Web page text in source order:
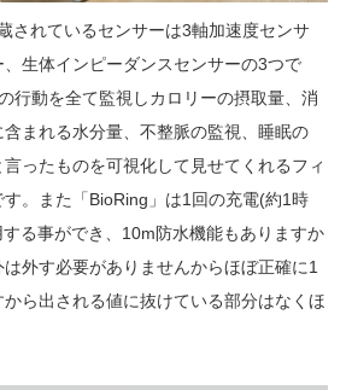
されているセンサーは3軸加速度センサ
生体インピーダンスセンサーの3つで
行動を全て監視しカロリーの摂取量、消
まれる水分量、不整脈の監視、睡眠の
ったものを可視化して見せてくれるフィ
。
また「BioRing」は1回の充電(約1時
る事ができ、10m防水機能もありますか
外す必要がありませんからほぼ正確に1
ら出される値に抜けている部分はなくほ